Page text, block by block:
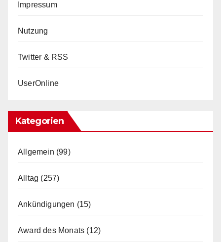
Impressum
Nutzung
Twitter & RSS
UserOnline
Kategorien
Allgemein (99)
Alltag (257)
Ankündigungen (15)
Award des Monats (12)